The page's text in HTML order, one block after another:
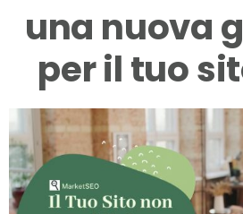
accessibilità.
una nuova
per il tuo